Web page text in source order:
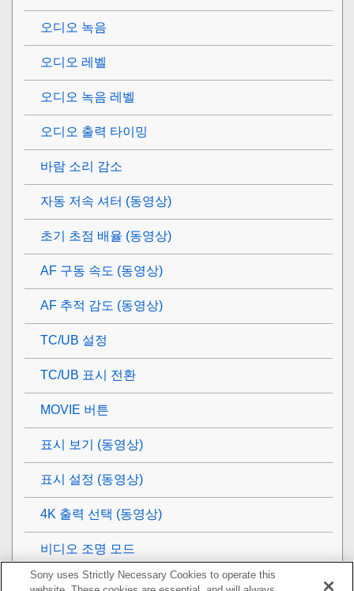
오디오 녹음
오디오 레벨
오디오 녹음 레벨
오디오 출력 타이밍
바람 소리 감소
자동 저속 셔터 (동영상)
초기 초점 배율 (동영상)
AF 구동 속도 (동영상)
AF 추적 감도 (동영상)
TC/UB 설정
TC/UB 표시 전환
MOVIE 버튼
표시 보기 (동영상)
표시 설정 (동영상)
4K 출력 선택 (동영상)
비디오 조명 모드
보기
Sony uses Strictly Necessary Cookies to operate this